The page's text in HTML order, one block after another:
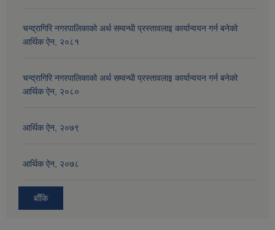
चन्द्रागिरि नगरपालिकाको अर्थ सम्वन्धी प्रस्तावलाइ कार्यान्वयन गर्न बनेको
आर्थिक ऐन, २०८१
चन्द्रागिरि नगरपालिकाको अर्थ सम्वन्धी प्रस्तावलाइ कार्यान्वयन गर्न बनेको
आर्थिक ऐन, २०८०
आर्थिक ऐन, २०७९
आर्थिक ऐन, २०७८
बाँकि